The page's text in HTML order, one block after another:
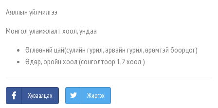
Аяллын үйлчилгээ
Монгол уламжлалт хоол, ундаа
Өглөөний цай(сулийн гурил, арвайн гурил, өрөмтэй боорцог)
Өдөр, оройн хоол (сонголтоор 1,2 хоол )
Хуваалцах Жиргэх